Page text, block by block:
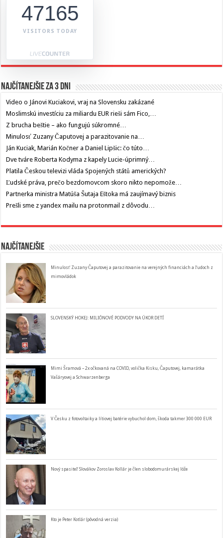
47165
VISITORS TODAY
Najčítanejšie za 3 dni
Video o Jánovi Kuciakovi, vraj na Slovensku zakázané
Moslimskú investíciu za miliardu EUR rieši sám Fico,…
Z brucha beštie – ako fungujú súkromné…
Minulosť Zuzany Čaputovej a parazitovanie na…
Ján Kuciak, Marián Kočner a Daniel Lipšic: čo túto…
Dve tváre Roberta Kodyma z kapely Lucie-úprimný…
Platila Českou televizi vláda Spojených států amerických?
Ľudské práva, prečo bezdomovcom skoro nikto nepomože…
Partnerka ministra Matúša Šutaja Eštoka má zaujímavý biznis
Prešli sme z yandex mailu na protonmail z dôvodu…
Najčítanejšie
Minulosť Zuzany Čaputovej a parazitovanie na verejných financiách a ľudoch z
mimovládok
SLOVENSKÝ HOKEJ: MILIÓNOVÉ PODVODY NA ÚKOR DETÍ
Mimi Šramová – 2x očkovaná na COVID, volička Kisku, Čaputovej, kamarátka
Vašáryovej a Schwarzenberga
V Česku z fotovoltaiky a lítiovej batérie vybuchol dom, škoda takmer 300 000 EUR
Nový spasiteľ Slovákov Zoroslav Kollár je člen slobodomurárskej lóže
Kto je Peter Kotlár (pôvodná verzia)